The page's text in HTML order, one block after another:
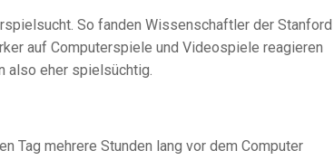
So fanden Wissenschaftler der Stanford
auf Computerspiele und Videospiele reagieren
also eher spielsüchtig.
Tag mehrere Stunden lang vor dem Computer